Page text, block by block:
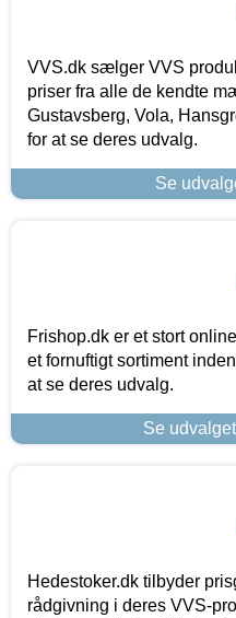
VVS.dk sælger VVS
priser fra alle de kendte
Gustavsberg, Vola,
for at se deres udvalg.
Se
Frishop.dk er et stort
et fornuftigt sortiment
at se deres udvalg.
Se
Hedestoker.dk tilbyder
rådgivning i deres VVS-